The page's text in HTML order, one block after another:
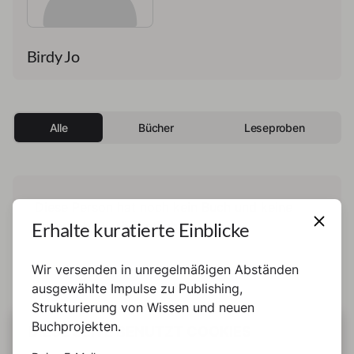
Birdy Jo
Alle Bücher Leseproben
Leseprobe veröffentlicht.
DIESE SEITE BENUTZT COOKIES
Erhalte kuratierte Einblicke
Wir versenden in unregelmäßigen Abständen
ausgewählte Impulse zu Publishing,
Strukturierung von Wissen und neuen
Buchprojekten.